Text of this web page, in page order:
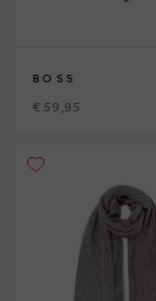
BOSS
€ 59,95